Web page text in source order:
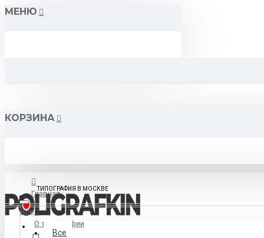
МЕНЮ
КОРЗИНА
Главная
О типографии
ТИПОГРАФИЯ В МОСКВЕ
Все
Все